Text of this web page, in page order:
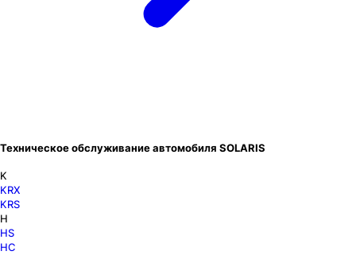
Техническое обслуживание автомобиля SOLARIS
K
KRX
KRS
H
HS
HC